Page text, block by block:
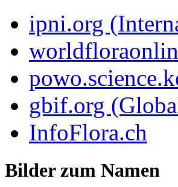
ipni.org
gbif.org
InfoFlora.ch
Bilder zum Namen